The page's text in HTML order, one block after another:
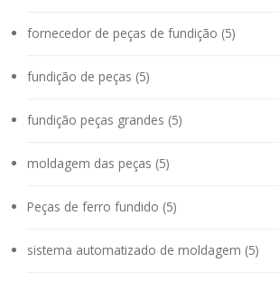
fornecedor de peças de fundição (5)
fundição de peças (5)
fundição peças grandes (5)
moldagem das peças (5)
Peças de ferro fundido (5)
sistema automatizado de moldagem (5)